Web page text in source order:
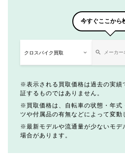
今すぐここから
表示される買取価格は過去の実
証するものではありません。
買取価格は、自転車の状態・年式
ツや付属品の有無などによって変動
最新モデルや流通量が少ないモ
場合があります。